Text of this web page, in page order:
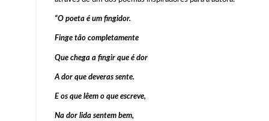
“O poeta é um fingidor.
Finge tão completamente
Que chega a fingir que é dor
A dor que deveras sente.
E os que lêem o que escreve,
Na dor lida sentem bem,